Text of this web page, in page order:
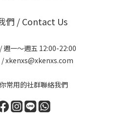
們 / Contact Us
週一～週五 12:00-22:00
/ xkenxs@xkenxs.com
常用的社群聯絡我們